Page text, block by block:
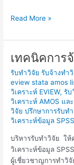
Read More »
เทคนิคการ
รับทำวิจัย รับจ้างทำ
eview stata amos
วิเคราะห์ EVIEW, รั
วิเคราะห์ AMOS และ
วิจัย ปรึกษาการรับท
วิเคราะห์ข้อมูล
บริหารรับทำวิจัย ใ
วิเคราะห์ข้อมูล
ผู้เชี่ยวชาญการทำวิ
เทคนิค
จ้าง
ทำ
วิจัย